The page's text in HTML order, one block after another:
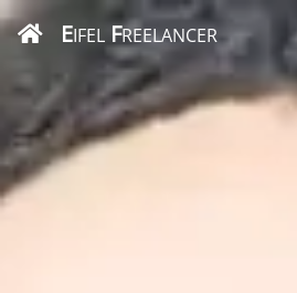
EIFEL FREELANCER